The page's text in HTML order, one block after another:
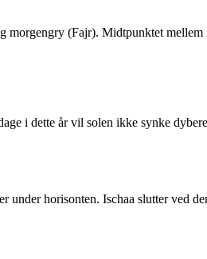
(Fajr). Midtpunktet
i dette år vil solen ikke synke
under horisonten. Ischaa slutter ved